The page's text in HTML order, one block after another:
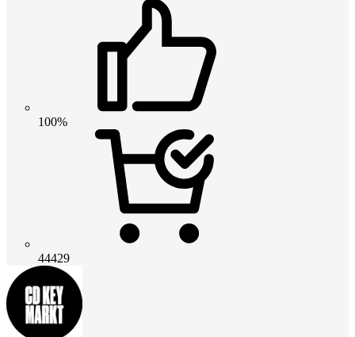
100%
44429